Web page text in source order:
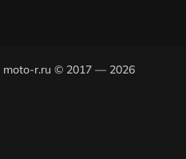
r.ru © 2017 — 2026